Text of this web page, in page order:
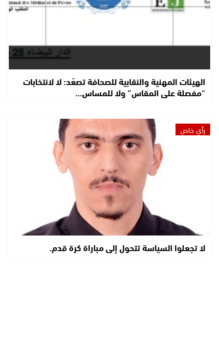
الهيئات المهنية والنقابية للصحافة تصعّد: لا لانتخابات
“مفصلة على المقاس” ولا للمساس…
رأي خاص
لا تجعلوا السياسة تتحول إلى مباراة كرة قدم.